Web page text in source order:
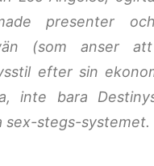
presenter
(som anser
efter sin
inte bara
sex-stegs-systemet.